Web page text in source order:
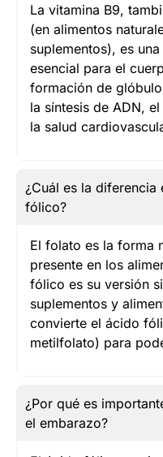
La vitamina B9,
(en alimentos
suplementos), es
esencial para el
formación de
la síntesis de ADN,
la salud
¿Cuál es la
fólico?
El folato es la forma
presente en los
fólico es su versión
suplementos y
convierte el ácido
metilfolato) para
¿Por qué es
el embarazo?